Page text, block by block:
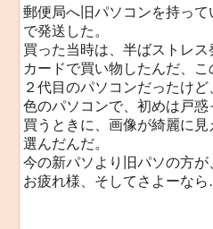
郵便局へ旧パソコンを持っ
で発送した。
買った当時は、半ばストレ
カードで買い物したんだ、
２代目のパソコンだったけ
色のパソコンで、初めは戸
買うときに、画像が綺麗に
選んだんだ。
今の新パソより旧パソの方
お疲れ様、そしてさよーな